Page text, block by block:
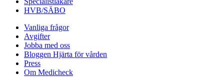
HVB/SÄBO
Vanliga frågor
Avgifter
Jobba med oss
Bloggen Hjärta för vården
Press
Om Medicheck